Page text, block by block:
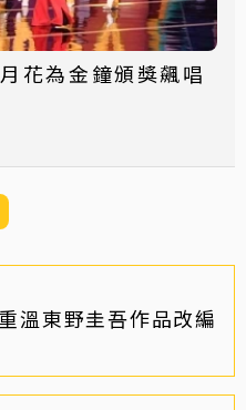
花為金鐘頒獎飆唱
溫東野圭吾作品改編